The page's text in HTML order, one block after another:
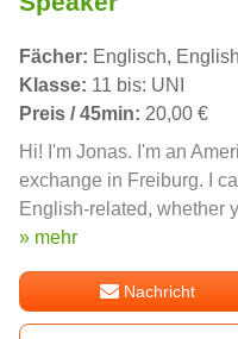
Fächer: Englisch, English
Klasse: 11 bis: UNI
Preis / 45min: 20,00 €
Hi! I'm Jonas. I'm an
exchange in Freiburg. I
English-related, whether
» mehr
Nachricht